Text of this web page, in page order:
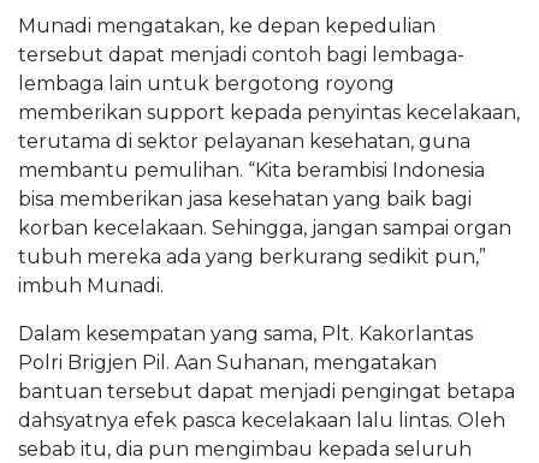
Munadi mengatakan, ke depan kepedulian
tersebut dapat menjadi contoh bagi lembaga-
lembaga lain untuk bergotong royong
memberikan support kepada penyintas kecelakaan,
terutama di sektor pelayanan kesehatan, guna
membantu pemulihan. “Kita berambisi Indonesia
bisa memberikan jasa kesehatan yang baik bagi
korban kecelakaan. Sehingga, jangan sampai organ
tubuh mereka ada yang berkurang sedikit pun,”
imbuh Munadi.
Dalam kesempatan yang sama, Plt. Kakorlantas
Polri Brigjen Pil. Aan Suhanan, mengatakan
bantuan tersebut dapat menjadi pengingat betapa
dahsyatnya efek pasca kecelakaan lalu lintas. Oleh
sebab itu, dia pun mengimbau kepada seluruh